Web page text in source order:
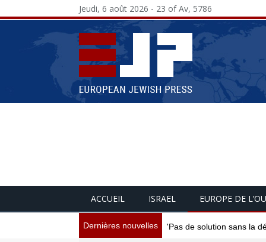
Jeudi, 6 août 2026 - 23 of Av, 5786
ACCUEIL ISRAEL EUROPE DE
Dernières nouvelles 'Pas de solution sans la